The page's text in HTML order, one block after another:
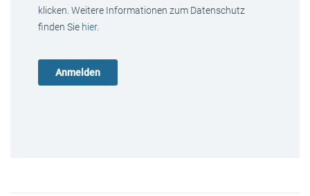
klicken. Weitere Informationen zum Datenschutz
finden Sie hier.